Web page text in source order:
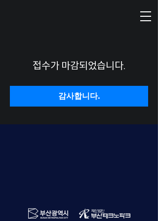
접수가 마감되었습니다.
감사합니다.